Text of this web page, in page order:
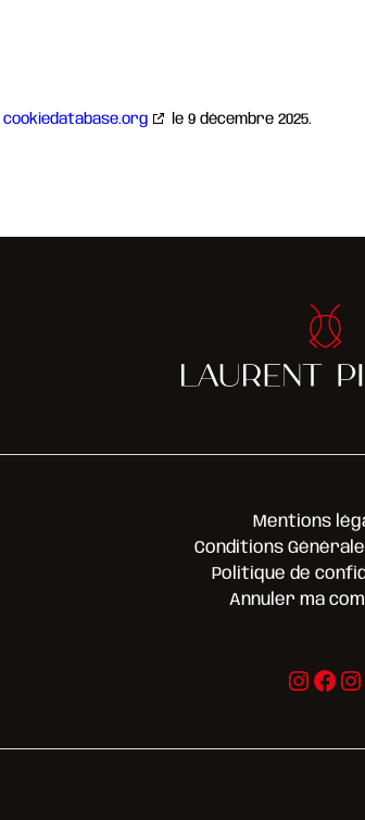
cookiedatabase.org le 9 décembre 2025.
Mentions
Conditions
Politique de
Annuler ma